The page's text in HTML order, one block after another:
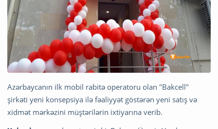
Azərbaycanın ilk mobil rabitə operatoru olan "Bakcell"
şirkəti yeni konsepsiya ilə fəaliyyət göstərən yeni satış və
xidmət mərkəzini müştərilərin ixtiyarına verib.